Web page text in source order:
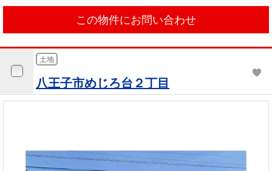
この物件にお問い合わせ
土地
八王子市めじろ台２丁目